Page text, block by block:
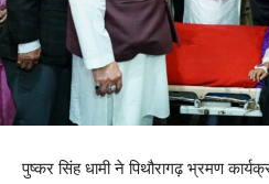
पुष्कर सिंह धामी ने पिथौरागढ़ भ्रमण